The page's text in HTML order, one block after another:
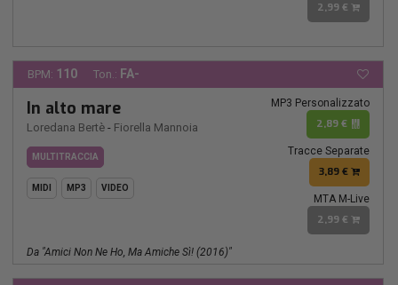
2,99 €
BPM: 110 Ton.: FA-
In alto mare
Loredana Bertè - Fiorella Mannoia
MULTITRACCIA
MIDI MP3 VIDEO
MP3 Personalizzato
2,89 €
Tracce Separate
3,89 €
MTA M-Live
2,99 €
Da "amici Non Ne Ho, Ma Amiche Sì! (2016)"